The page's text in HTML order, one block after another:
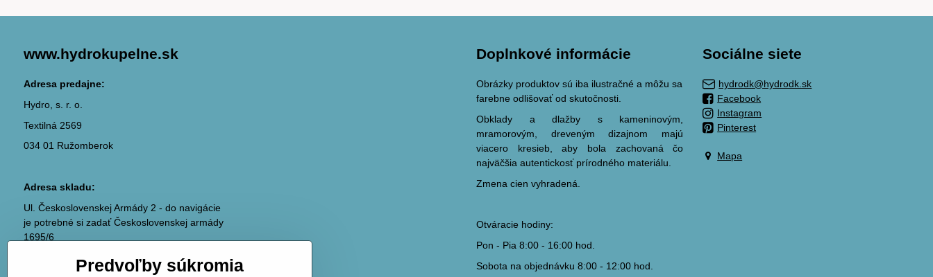
www.hydrokupelne.sk
Adresa predajne:
Hydro, s. r. o.
Textilná 2569
034 01 Ružomberok
Adresa skladu:
Ul. Československej Armády 2 - do navigácie
je potrebné si zadať Československej armády
1695/6
036 01 Martin
Doplnkové informácie
Obrázky produktov sú iba ilustračné a môžu sa
farebne odlišovať od skutočnosti.
Obklady a dlažby s kameninovým,
mramorovým, dreveným dizajnom majú
viacero kresieb, aby bola zachovaná čo
najväčšia autentickosť prírodného materiálu.
Zmena cien vyhradená.
Otváracie hodiny:
Pon - Pia 8:00 - 16:00 hod.
Sobota na objednávku 8:00 - 12:00 hod.
Sociálne siete
hydrodk@hydrodk.sk
Facebook
Instagram
Pinterest
Mapa
Predvoľby súkromia